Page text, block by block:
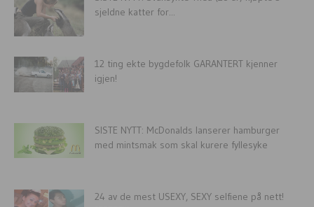
sjeldne katter for...
12 ting ekte bygdefolk GARANTERT kjenner
igjen!
SISTE NYTT: McDonalds lanserer hamburger
med mintsmak som skal kurere fyllesyke
24 av de mest USEXY, SEXY selfiene på nett!